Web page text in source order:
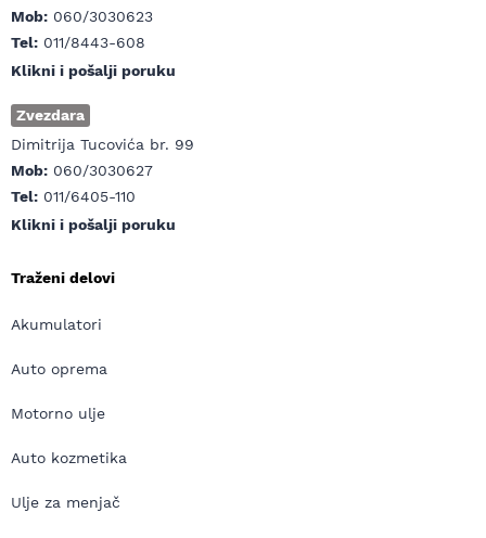
Mob: 060/3030623
Tel: 011/8443-608
Klikni i pošalji poruku
Zvezdara
Dimitrija Tucovića br. 99
Mob: 060/3030627
Tel: 011/6405-110
Klikni i pošalji poruku
Traženi delovi
Akumulatori
Auto oprema
Motorno ulje
Auto kozmetika
Ulje za menjač